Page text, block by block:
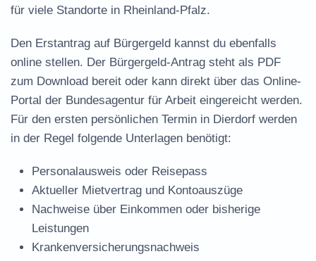
für viele Standorte in Rheinland-Pfalz.
Den Erstantrag auf Bürgergeld kannst du ebenfalls
online stellen. Der Bürgergeld-Antrag steht als PDF
zum Download bereit oder kann direkt über das Online-
Portal der Bundesagentur für Arbeit eingereicht werden.
Für den ersten persönlichen Termin in Dierdorf werden
in der Regel folgende Unterlagen benötigt:
Personalausweis oder Reisepass
Aktueller Mietvertrag und Kontoauszüge
Nachweise über Einkommen oder bisherige
Leistungen
Krankenversicherungsnachweis